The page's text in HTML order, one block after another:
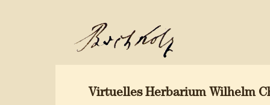
Virtuelles Herbarium Wilhelm